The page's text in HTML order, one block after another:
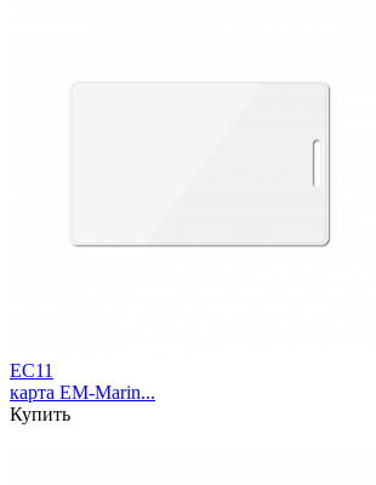
EC11
карта EM-Marin...
Купить